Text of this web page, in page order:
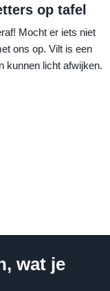
op tafel
Mocht er iets niet
ons op. Vilt is een
kunnen licht afwijken.
wat je